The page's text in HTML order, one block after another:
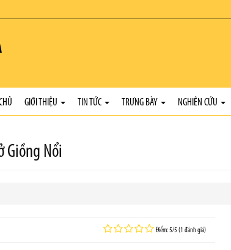
GIỚI THIỆU TIN TỨC TRƯNG BÀY NGHIÊN CỨU
Giồng Nổi
Điểm: 5/5 (1 đánh giá)